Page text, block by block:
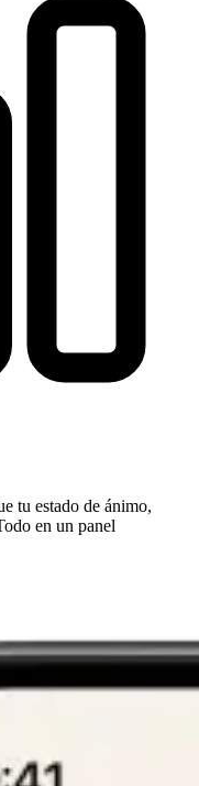
tu estado de ánimo,
en un panel